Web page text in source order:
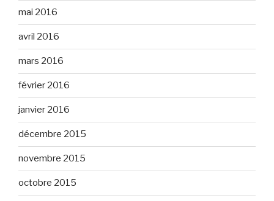
mai 2016
avril 2016
mars 2016
février 2016
janvier 2016
décembre 2015
novembre 2015
octobre 2015